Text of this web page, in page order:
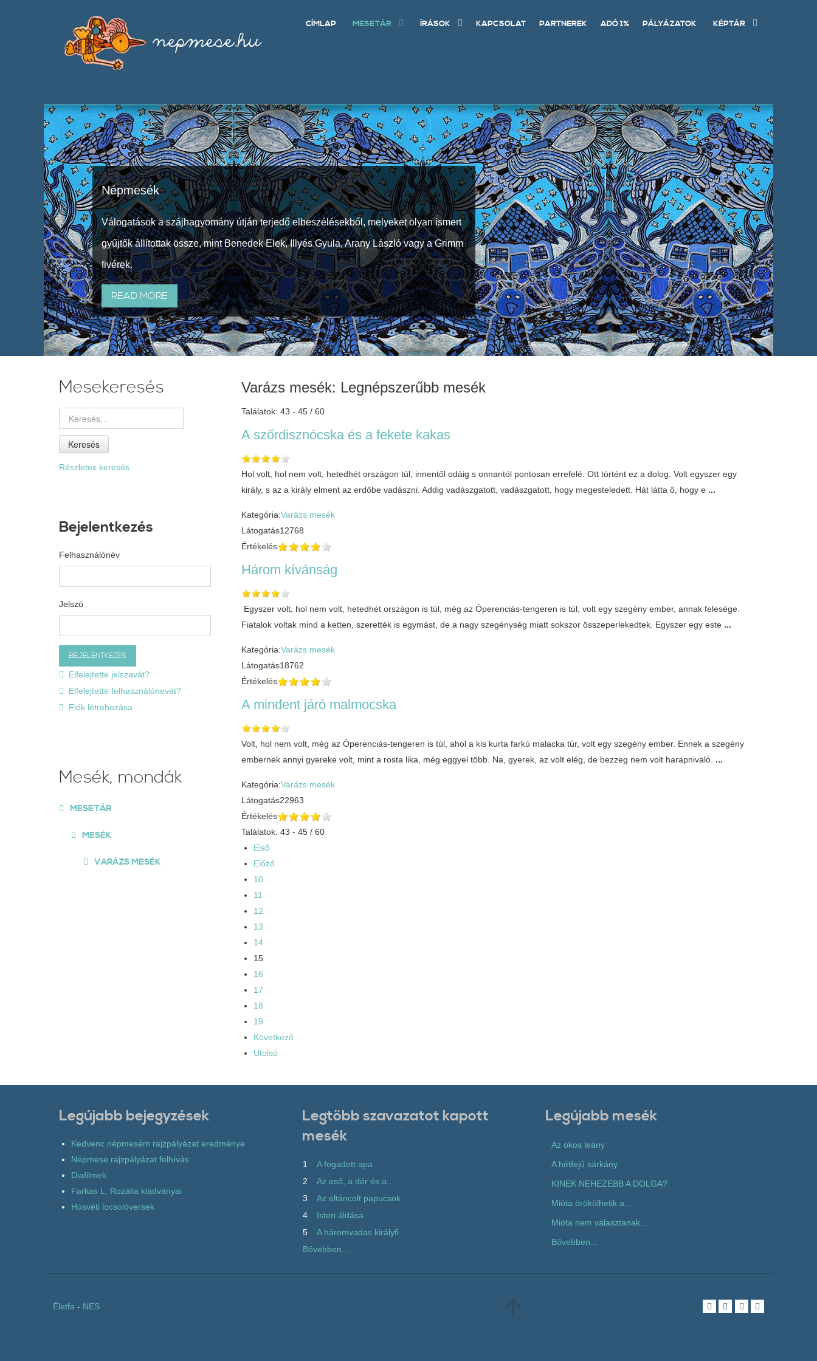
CÍMLAP MESETÁR ÍRÁSOK KAPCSOLAT PARTNEREK ADÓ 1% PÁLYÁZATOK KÉPTÁR
Népmesék
Válogatások a szájhagyomány útján terjedő elbeszélésekből, melyeket olyan ismert
gyűjtők állítottak össze, mint Benedek Elek, Illyés Gyula, Arany László vagy a Grimm
fivérek.
READ MORE
Varázs mesék: Legnépszerűbb mesék
Találatok: 43 - 45 / 60
A szőrdisznócska és a fekete kakas
Hol volt, hol nem volt, hetedhét országon túl, innentől odáig s onnantól pontosan errefelé. Ott történt ez a dolog. Volt egyszer egy
király, s az a király elment az erdőbe vadászni. Addig vadászgatott, vadászgatott, hogy megesteledett. Hát látta ő, hogy e ...
Kategória:Varázs mesék
Látogatás12768
Értékelés
Három kívánság
Egyszer volt, hol nem volt, hetedhét országon is túl, még az Óperenciás-tengeren is túl, volt egy szegény ember, annak felesége.
Fiatalok voltak mind a ketten, szerették is egymást, de a nagy szegénység miatt sokszor összeperlekedtek. Egyszer egy este ...
Kategória:Varázs mesék
Látogatás18762
Értékelés
A mindent járó malmocska
Volt, hol nem volt, még az Óperenciás-tengeren is túl, ahol a kis kurta farkú malacka túr, volt egy szegény ember. Ennek a szegény
embernek annyi gyereke volt, mint a rosta lika, még eggyel több. Na, gyerek, az volt elég, de bezzeg nem volt harapnivaló. ...
Kategória:Varázs mesék
Látogatás22963
Értékelés
Találatok: 43 - 45 / 60
Első
Előző
10
11
12
13
14
15
16
17
18
19
Következő
Utolsó
Mesekeresés
Keresés
Részletes keresés
Bejelentkezés
Felhasználónév
Jelszó
Elfelejtette jelszavát?
Elfelejtette felhasználónevét?
Fiók létrehozása
Mesék, mondák
MESETÁR
MESÉK
VARÁZS MESÉK
Legújabb bejegyzések
Kedvenc népmesém rajzpályázat eredménye
Népmese rajzpályázat felhívás
Diafilmek
Farkas L. Rozália kiadványai
Húsvéti locsolóversek
Legtöbb szavazatot kapott
mesék
1
A fogadott apa
2
Az eső, a dér és a...
3
Az eltáncolt papucsok
4
Isten áldása
5
A háromvadas királyfi
Bővebben...
Legújabb mesék
Az okos leány
A hétfejű sárkány
KINEK NEHEZEBB A DOLGA?
Mióta örökölhetik a...
Mióta nem választanak...
Bővebben...
Életfa - NES